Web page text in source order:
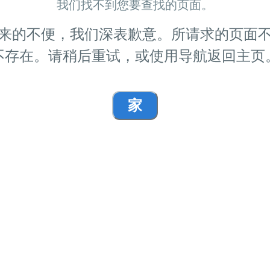
我们找不到您要查找的页面。
的不便，我们深表歉意。所请求的页面
存在。请稍后重试，或使用导航返回主页
家